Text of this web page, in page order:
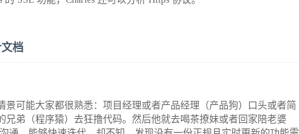
档
可能大家都很熟悉：项目经理或者产品经理（产品狗）口头或者简
弟（程序猿）去狂撸代码。然后他就去喝茶撩妹或者回家陪老婆